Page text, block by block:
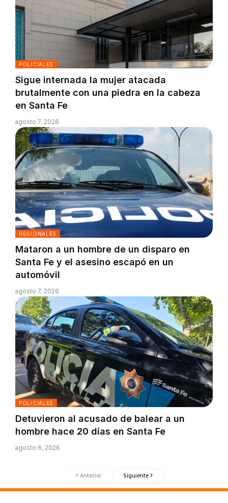
POLICIALES
Sigue internada la mujer atacada
brutalmente con una piedra en la cabeza
en Santa Fe
agosto 7, 2026
REGIONALES
Mataron a un hombre de un disparo en
Santa Fe y el asesino escapó en un
automóvil
agosto 7, 2026
POLICIALES
Detuvieron al acusado de balear a un
hombre hace 20 días en Santa Fe
agosto 6, 2026
Anterior Siguiente